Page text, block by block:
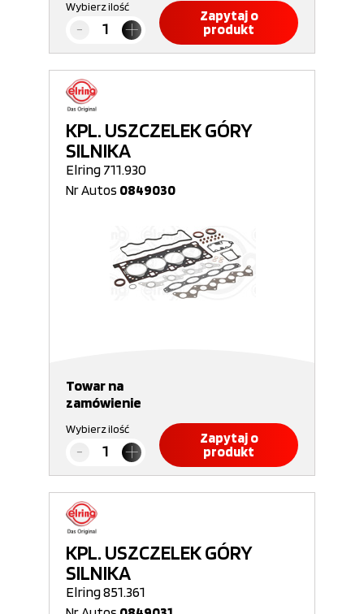
Wybierz ilość
Zapytaj o
produkt
KPL. USZCZELEK GÓRY
SILNIKA
Elring 711.930
Nr Autos 0849030
Towar na
zamówienie
Wybierz ilość
Zapytaj o
produkt
KPL. USZCZELEK GÓRY
SILNIKA
Elring 851.361